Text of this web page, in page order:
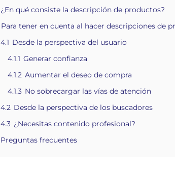
¿En qué consiste la descripción de productos?
Para tener en cuenta al hacer descripciones de
4.1 Desde la perspectiva del usuario
4.1.1 Generar confianza
4.1.2 Aumentar el deseo de compra
4.1.3 No sobrecargar las vías de atención
4.2 Desde la perspectiva de los buscadores
4.3 ¿Necesitas contenido profesional?
Preguntas frecuentes